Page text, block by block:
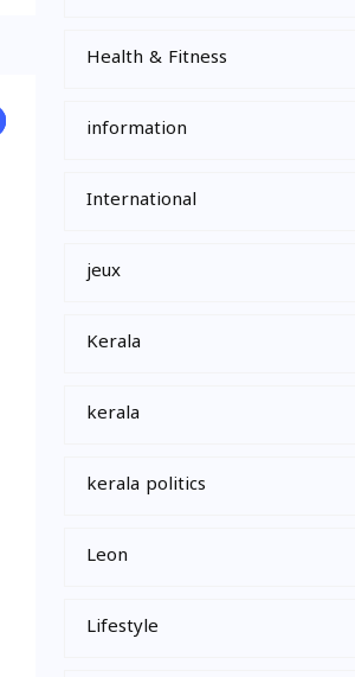
Health & Fitness
information
International
jeux
Kerala
kerala
kerala politics
Leon
Lifestyle